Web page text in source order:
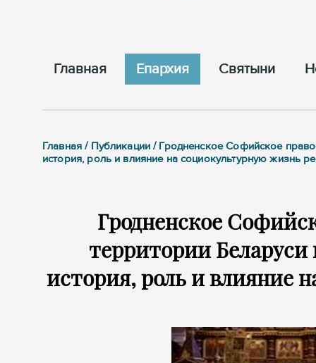
Главная Епархия Cвятыни
Главная / Публикации / Гродненское Софийское
история, роль и влияние на социокультурную жизнь
Гродненское
территории Беларуси
история, роль и влияние